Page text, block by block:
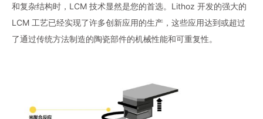
和复杂结构时，LCM 技术显然是您的首选。Lithoz 开发的强大的
LCM 工艺已经实现了许多创新应用的生产，这些应用达到或超过
了通过传统方法制造的陶瓷部件的机械性能和可重复性。